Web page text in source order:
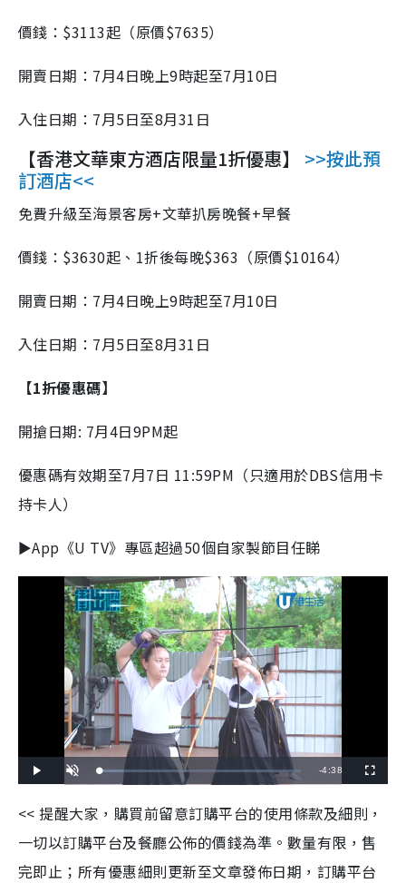
價錢：$3113起（原價$7635）
開賣日期：7月4日晚上9時起至7月10日
入住日期：7月5日至8月31日
【香港文華東方酒店限量1折優惠】
>>按此預
訂酒店<<
免費升級至海景客房+文華扒房晚餐+早餐
價錢：$3630起、1折後每晚$363（原價$10164）
開賣日期：7月4日晚上9時起至7月10日
入住日期：7月5日至8月31日
【1折優惠碼】
開搶日期: 7月4日9PM起
優惠碼有效期至7月7日 11:59PM（只適用於DBS信用卡
持卡人）
►App《U TV》專區超過50個自家製節目任睇
l
n
t
e
L
o
e
d
1
1
6
5
R
a
i
-4:38
u
c
e
<< 提醒大家，購買前留意訂購平台的使用條款及細則，
一切以訂購平台及餐廳公佈的價錢為準。數量有限，售
完即止；所有優惠細則更新至文章發佈日期，訂購平台